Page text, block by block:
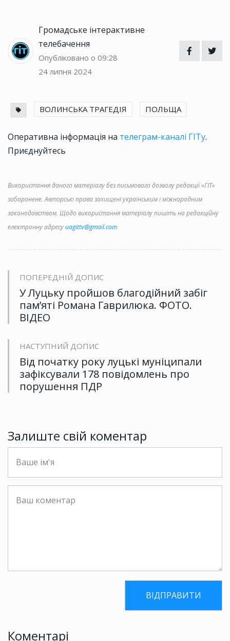
Громадське інтерактивне
телебачення
Опубліковано о 09:28
24 липня 2024
ВОЛИНСЬКА ТРАГЕДІЯ ПОЛЬЩА
Оперативна інформація на телеграм-каналі ГІТу.
Приєднуйтесь
Використання даного матеріалу без письмового дозволу редакції «ГІТ»
заборонене. Авторські права захищені українським і міжнародним
законодавством. Щодо використання матеріалу пишіть на редакційну
електронну адресуuagittv@gmail.com
ПОПЕРЕДНІЙ ДОПИС
У Луцьку пройшов благодійний забіг
пам’яті Романа Гаврилюка. ФОТО.
ВІДЕО
НАСТУПНИЙ ДОПИС
Від початку року луцькі муніципали
зафіксували 178 повідомлень про
порушення ПДР
Залиште свій коментар
Коментарі